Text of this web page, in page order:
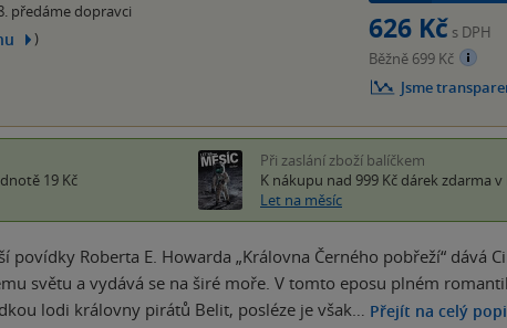
předáme dopravci
) 626 Kč s DPH
Běžně 699 Kč
Jsme
19 Kč
Při zaslání zboží balíčkem
K nákupu nad 999 Kč dárek zdarma v
Let na měsíc
Roberta E. Howarda „Královna Černého pobřeží“ dává
světu a vydává se na širé moře. V tomto eposu plném
lodi královny pirátů Belit, posléze je však… Přejít na celý